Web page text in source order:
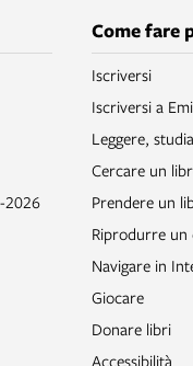
2026
Come fare
Iscriversi
Iscriversi a
Leggere,
Cercare un
Prendere un
Riprodurre
Navigare in
Giocare
Donare libri
Accessibilità